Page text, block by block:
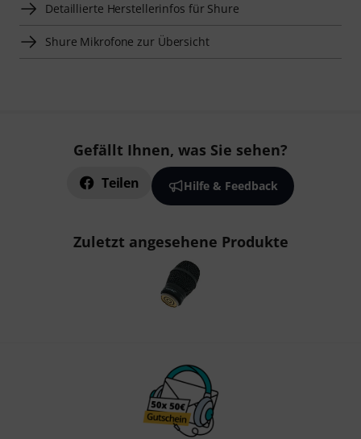
Detaillierte Herstellerinfos für Shure
Shure Mikrofone zur Übersicht
Gefällt Ihnen, was Sie sehen?
Teilen Hilfe & Feedback
Zuletzt angesehene Produkte